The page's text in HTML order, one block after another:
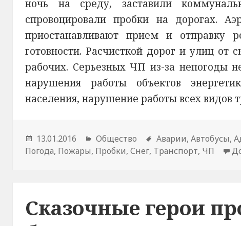
ночь на среду, заставили
спровоцировали пробки на дорогах.
приостанавливают прием и
готовности. Расчисткой дорог и улиц от
рабочих. Серьезных ЧП из-за непогоды
нарушения работы объектов
населения, нарушение работы всех видов
Опубликовано
13.01.2016 Рубрики
Общество Метки
Аварии,Автобусы,
Погода, Пожары, Пробки,Снег, Транспорт, ЧП
Сказочные герои